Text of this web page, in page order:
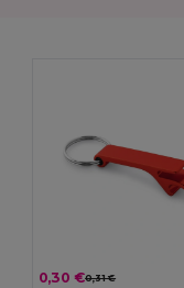
0,30 €0,31 €